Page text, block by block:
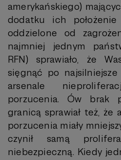
amerykańskiego)
dodatku ich położenie
oddzielone od
najmniej jednym
RFN) sprawiało, że
sięgnąć po
arsenale
porzucenia. Ów brak
granicą sprawiał też, że
porzucenia miały
czynił samą
niebezpieczną. Kiedy